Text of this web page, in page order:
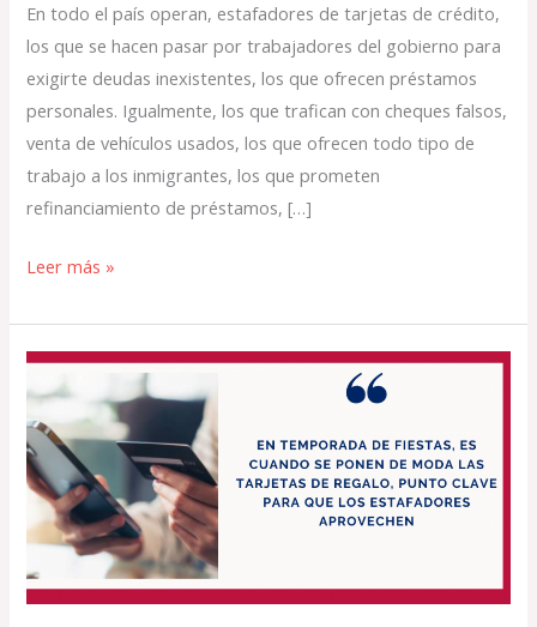
En todo el país operan, estafadores de tarjetas de crédito,
los que se hacen pasar por trabajadores del gobierno para
exigirte deudas inexistentes, los que ofrecen préstamos
personales. Igualmente, los que trafican con cheques falsos,
venta de vehículos usados, los que ofrecen todo tipo de
trabajo a los inmigrantes, los que prometen
refinanciamiento de préstamos, […]
Leer más »
Nunca
realice
pagos
con
tarjetas
de
regalo
porque